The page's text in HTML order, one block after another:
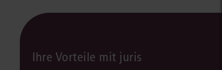
Ihre Vorteile mit juris